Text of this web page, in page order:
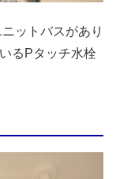
ットバスがあり
るPタッチ水栓